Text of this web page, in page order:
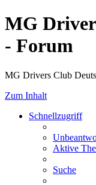
MG
- Forum
MG Drivers Club
Zum Inhalt
Schnellzugriff
Aktive
Suche